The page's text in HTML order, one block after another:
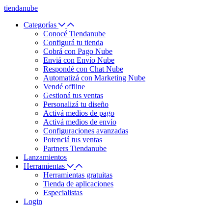
tiendanube
Categorías
Conocé Tiendanube
Configurá tu tienda
Cobrá con Pago Nube
Enviá con Envío Nube
Respondé con Chat Nube
Automatizá con Marketing Nube
Vendé offline
Gestioná tus ventas
Personalizá tu diseño
Activá medios de pago
Activá medios de envío
Configuraciones avanzadas
Potenciá tus ventas
Partners Tiendanube
Lanzamientos
Herramientas
Herramientas gratuitas
Tienda de aplicaciones
Especialistas
Login